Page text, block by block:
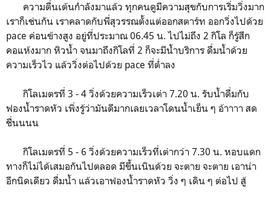
ความตื่นเต้นกำลังมาแล้ว ทุกคนดูมีความสุขกับการเริ่มวิ่งมาก
เราก็เช่นกัน เราคลาดกับพี่สุวรรณตั้งแต่ออกสตาร์ท ออกวิ่งไปด้วย
pace ค่อนข้างสูง อยู่ที่ประมาณ 06.45 น. ไปไม่ถึง 2 กิโล ก็รู้สึก
คอแห้งมาก หิวน้ำ จนมาถึงกิโลที่ 2 ก็จะมีน้ำบริการ ดื่มน้ำด้วย
ความเร็วไว แล้ววิ่งต่อไปด้วย pace ที่ต่ำลง
กิโลเมตรที่ 3 - 4 วิ่งด้วยความเร็วเต่า 7.20 น. รับน้ำดื่มกับ
ฟองน้ำราดหัว เพิ่งรู้ว่ามันดีมากเลยเวลาโดนน้ำเย็น ๆ อ้าาาา สด
ชื่นนนน
กิโลเมตรที่ 5 - 6 วิ่งด้วยความเร็วที่เต่ากว่า 7.30 น. หอบแดก
ทางก็ไม่ได้เสมอกันไปตลอด มีขึ้นเนินด้วย จะตาย จะตาย เอาน่า
อีกนิดเดียว ดื่มน้ำ แล้วเอาฟองน้ำราดหัว วิ่ง ๆ เดิน ๆ ต่อไป สู้